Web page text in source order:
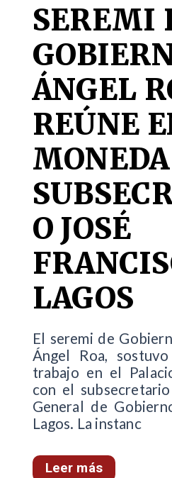
SEREMI
ÁNGEL
REÚNE
O JOSÉ
LAGOS
El seremi de
Ángel Roa,
trabajo en el
con el
General de
Lagos. La instanc
Leer más